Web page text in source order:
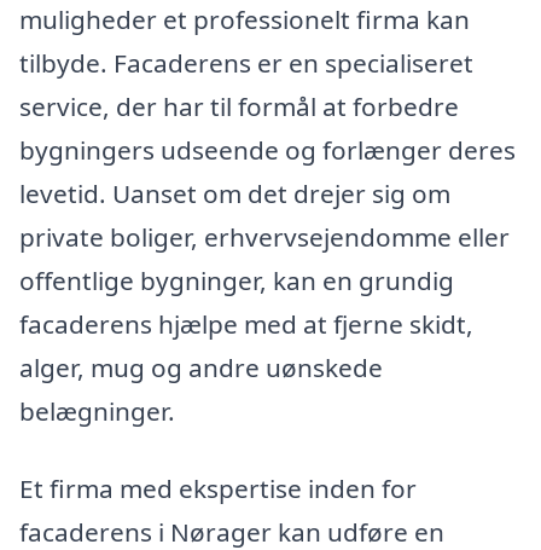
muligheder et professionelt firma kan
tilbyde. Facaderens er en specialiseret
service, der har til formål at forbedre
bygningers udseende og forlænger deres
levetid. Uanset om det drejer sig om
private boliger, erhvervsejendomme eller
offentlige bygninger, kan en grundig
facaderens hjælpe med at fjerne skidt,
alger, mug og andre uønskede
belægninger.
Et firma med ekspertise inden for
facaderens i Nørager kan udføre en